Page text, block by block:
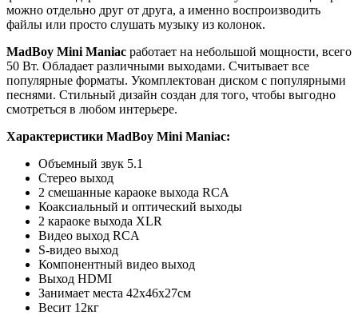
можно отдельно друг от друга, а именно воспроизводить
файлы или просто слушать музыку из колонок.
MadBoy Mini Maniac работает на небольшой мощности, всего
50 Вт. Обладает различными выходами. Считывает все
популярные форматы. Укомплектован диском с популярными
песнями. Стильный дизайн создан для того, чтобы выгодно
смотреться в любом интерьере.
Характеристики MadBoy Mini Maniac:
Объемный звук 5.1
Стерео выход
2 смешанные караоке выхода RCA
Коаксиальный и оптический выходы
2 караоке выхода XLR
Видео выход RCA
S-видео выход
Компонентный видео выход
Выход HDMI
Занимает места 42х46х27см
Весит 12кг